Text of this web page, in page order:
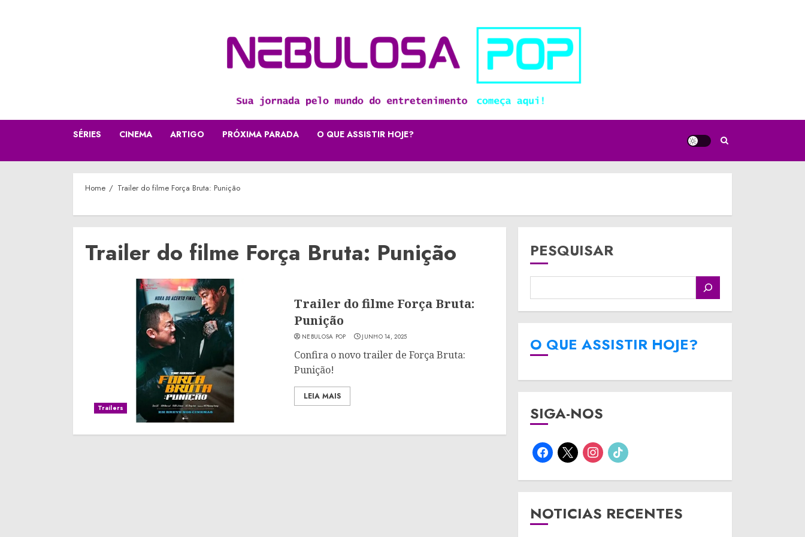
SÉRIES CINEMA ARTIGO PRÓXIMA PARADA O QUE ASSISTIR HOJE?
Home Trailer do filme Força Bruta: Punição
Trailer do filme Força Bruta: Punição
Trailers
Trailer do filme Força Bruta:
Punição
NEBULOSA POP JUNHO 14, 2025
Confira o novo trailer de Força Bruta:
Punição!
LEIA MAIS
PESQUISAR
O QUE ASSISTIR HOJE?
SIGA-NOS
facebook
x instagram
tiktok
NOTICIAS RECENTES